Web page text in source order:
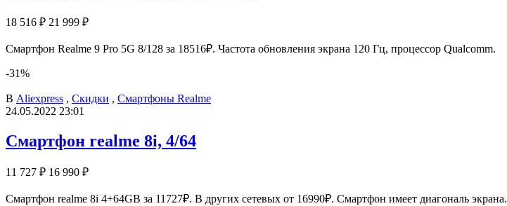
18 516 ₽ 21 999 ₽
Смартфон Realme 9 Pro 5G 8/128 за 18516₽. Частота обновления экрана 120 Гц, процессор Qualcomm.
-31%
В Aliexpress , Скидки , Смартфоны Realme
24.05.2022 23:01
Смартфон realme 8i, 4/64
11 727 ₽ 16 990 ₽
Смартфон realme 8i 4+64GB за 11727₽. В других сетевых от 16990₽. Смартфон имеет диагональ экрана.